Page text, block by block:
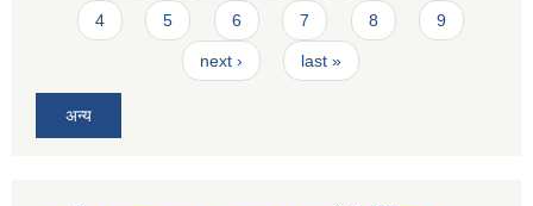
4 5 6 7 8 9
next › last »
अन्य